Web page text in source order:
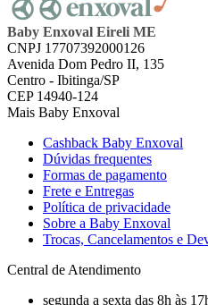
Baby Enxoval Eireli ME
CNPJ 17707392000126
Avenida Dom Pedro II, 135
Centro - Ibitinga/SP
CEP 14940-124
Mais Baby Enxoval
Cashback Baby Enxoval
Dúvidas frequentes
Formas de pagamento
Frete e Entregas
Política de privacidade
Sobre a Baby Enxoval
Trocas, Cancelamentos e
Central de Atendimento
segunda a sexta das 8h às